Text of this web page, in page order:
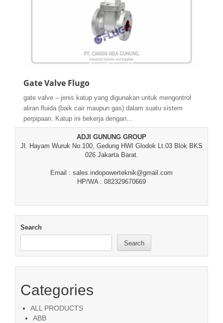
Gate Valve Flugo
gate valve – jenis katup yang digunakan untuk mengontrol
aliran fluida (baik cair maupun gas) dalam suatu sistem
perpipaan. Katup ini bekerja dengan...
ADJI GUNUNG GROUP
Jl. Hayam Wuruk No.100, Gedung HWI Glodok Lt.03 Blok BKS
026 Jakarta Barat.
Email : sales.indopowerteknik@gmail.com
HP/WA : 082329670669
Search
Search
Categories
ALL PRODUCTS
ABB